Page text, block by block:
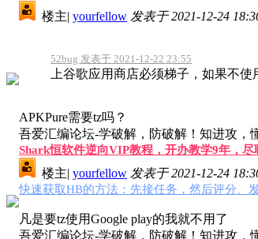
楼主| yourfellow 发表于 2021-12-24
52bug 发表于 2021-12-22 23:55
上谷歌应用商店必须梯子，如果不
APKPure需要tz吗？
吾爱汇编论坛-学破解，防破解！知进攻，
Shark恒软件逆向VIP教程，开办教学9年，
楼主| yourfellow 发表于 2021-12-24
快速获取HB的方法：先接任务，然后评分、
凡是要tz使用Google play的我就不用了
吾爱汇编论坛-学破解，防破解！知进攻，